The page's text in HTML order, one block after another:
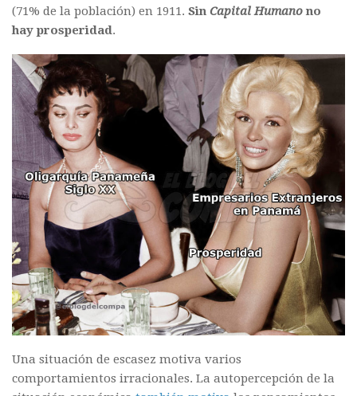
(71% de la población) en 1911. Sin Capital Humanono
hay prosperidad.
Una situación de escasez motiva varios
comportamientos irracionales. La autopercepción de la